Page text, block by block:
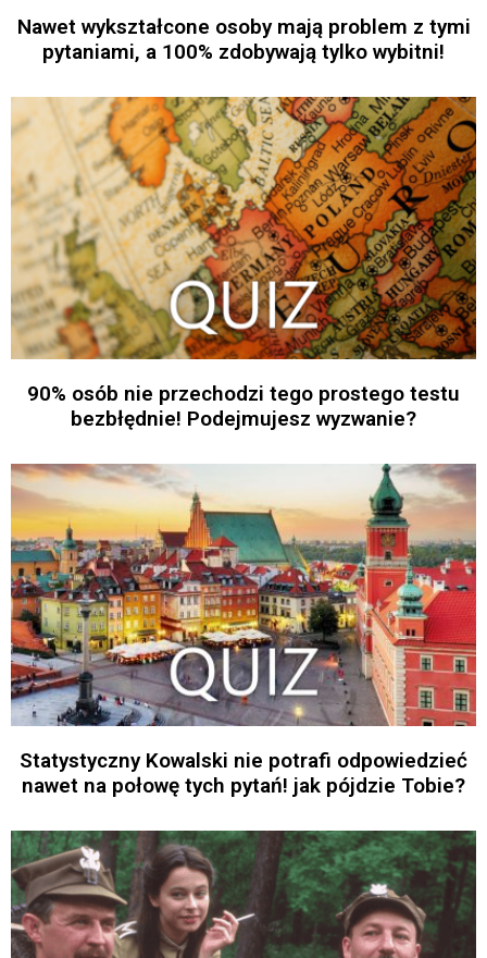
Nawet wykształcone osoby mają problem z tymi
pytaniami, a 100% zdobywają tylko wybitni!
90% osób nie przechodzi tego prostego testu
bezbłędnie! Podejmujesz wyzwanie?
Statystyczny Kowalski nie potrafi odpowiedzieć
nawet na połowę tych pytań! jak pójdzie Tobie?